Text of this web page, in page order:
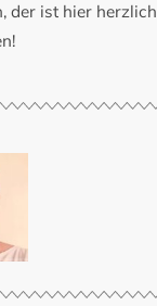
der ist hier herzlich